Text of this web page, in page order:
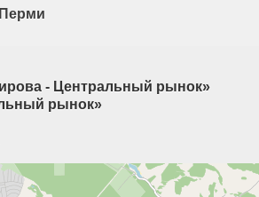
- Центральный рынок»
рынок»